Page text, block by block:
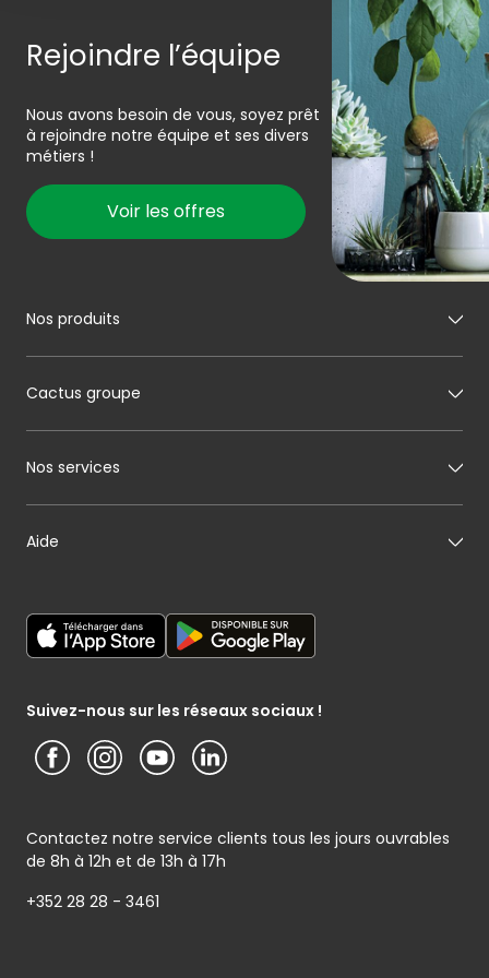
Rejoindre l’équipe
Nous avons besoin de vous, soyez prêt
à rejoindre notre équipe et ses divers
métiers !
Voir les offres
Suivez-nous sur les réseaux sociaux !
Contactez notre service clients tous les jours ouvrables
de 8h à 12h et de 13h à 17h
+352 28 28 - 3461
Nos produits
Mon boucher
Mon maraîcher
Cactus groupe
A propos de Cactus
Media / Presse
Présentation du groupe (PDF)
Nos services
Carte cadeau
Service photo
Aide
Conditions générales – Site www.cactus.lu
Notice d’information Cactus et Caterman (de Schnékert
Conditions générales de garantie